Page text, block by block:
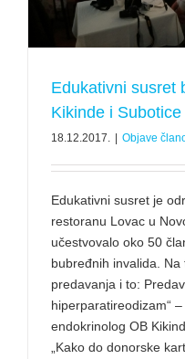
Edukativni susret
Kikinde i Subotice
18.12.2017. Objave
Edukativni susret je
restoranu Lovac u
učestvovalo oko 50
bubređnih invalida.
predavanja i to:
hiperparatireodizam“
endokrinolog OB
„Kako do donorske